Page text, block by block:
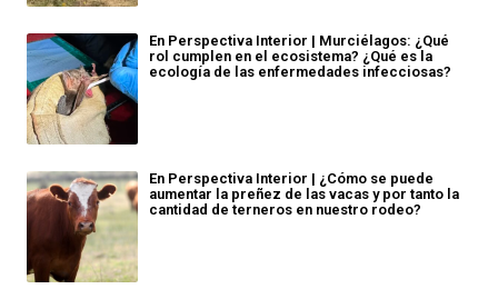
En Perspectiva Interior | Murciélagos: ¿Qué
rol cumplen en el ecosistema? ¿Qué es la
ecología de las enfermedades infecciosas?
En Perspectiva Interior | ¿Cómo se puede
aumentar la preñez de las vacas y por tanto la
cantidad de terneros en nuestro rodeo?